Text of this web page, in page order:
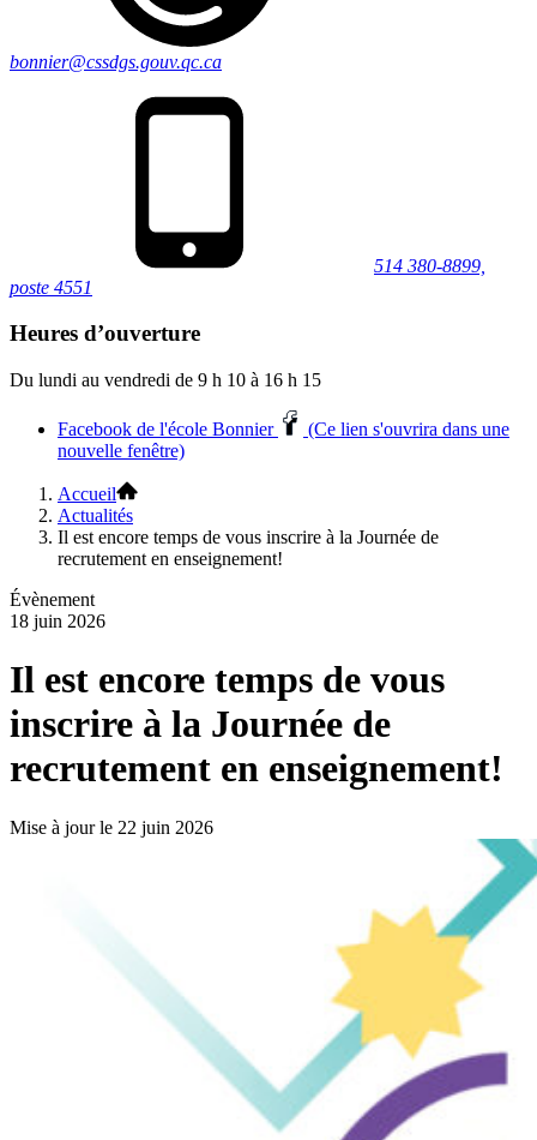
bonnier@cssdgs.gouv.qc.ca
514 380-8899,
poste 4551
Heures d’ouverture
Du lundi au vendredi de 9 h 10 à 16 h 15
Facebook de l'école Bonnier
(Ce lien s'ouvrira dans une
nouvelle fenêtre)
Accueil
Actualités
Il est encore temps de vous inscrire à la Journée de
recrutement en enseignement!
Évènement
18 juin 2026
Il est encore temps de vous
inscrire à la Journée de
recrutement en enseignement!
Mise à jour le 22 juin 2026